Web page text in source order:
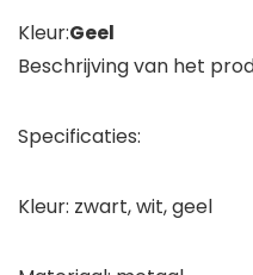
Kleur:Geel
Beschrijving van het
Specificaties:
Kleur: zwart, wit, geel